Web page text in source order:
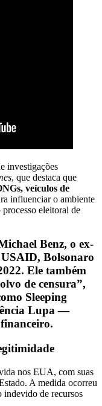
investigações
, que destaca que
veículos de
influenciar o ambiente
eleitoral de
Benz, o ex-
Bolsonaro
Ele também
de censura”,
Sleeping
Lupa —
nos EUA, com suas
A medida ocorreu
indevido de recursos